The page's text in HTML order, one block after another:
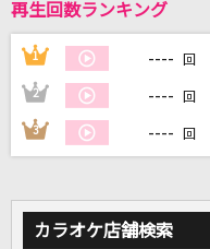
DAMに会
自宅で
再生回数ランキング
1 ---- 回
2 ---- 回
3 ---- 回
カラオケ店舗検索